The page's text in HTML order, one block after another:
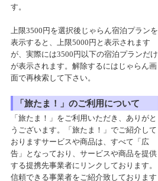
す。
上限3500円を選択後じゃらん宿泊プランを
表示すると、上限5000円と表示されます
が、実際には3500円以下の宿泊プランだけ
が表示されます。解除するにはじゃらん画
面で再検索して下さい。
「旅たま！」のご利用について
「旅たま！」をご利用いただき、ありがと
うございます。「旅たま！」でご紹介して
おりますサービスや商品は、すべて「広
告」となっており、サービスや商品を提供
する提携先事業者にリンクしております。
信頼できる事業者をご紹介致しております